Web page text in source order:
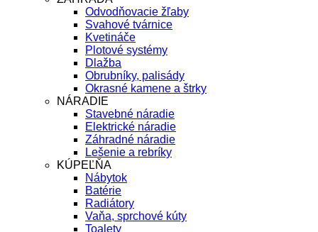
Odvodňovacie žľaby
Svahové tvárnice
Kvetináče
Plotové systémy
Dlažba
Obrubníky, palisády
Okrasné kamene a štrky
NÁRADIE
Stavebné náradie
Elektrické náradie
Záhradné náradie
Lešenie a rebríky
KÚPEĽŇA
Nábytok
Batérie
Radiátory
Vaňa, sprchové kúty
Toalety